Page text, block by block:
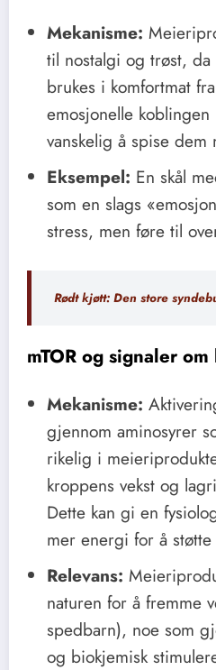
Mekanisme:
til nostalgi og trøst,
brukes i komfortmat
emosjonelle
vanskelig å spise dem
Eksempel: En skål
som en slags
stress, men føre til
Rødt kjøtt: Den store
mTOR og signaler
Mekanisme:
gjennom aminosyrer
rikelig i
kroppens vekst og
Dette kan gi en
mer energi for å støtte
Relevans:
naturen for å fremme
spedbarn), noe som
og biokjemisk